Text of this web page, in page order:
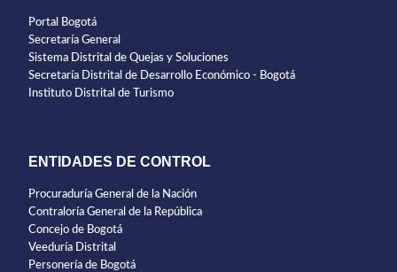
Portal Bogotá
Secretaría General
Sistema Distrital de Quejas y Soluciones
Secretaría Distrital de Desarrollo Económico - Bogotá
Instituto Distrital de Turismo
ENTIDADES DE CONTROL
Procuraduría General de la Nación
Contraloría General de la República
Concejo de Bogotá
Veeduría Distrital
Personería de Bogotá